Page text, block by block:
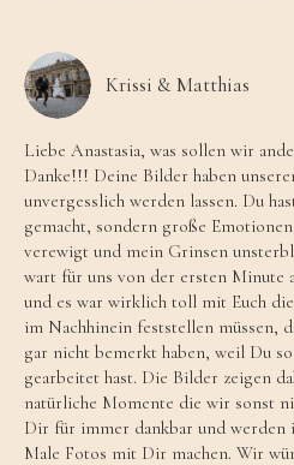
Krissi & Matthias
Liebe Anastasia, was sollen wir
Danke!!! Deine Bilder haben
unvergesslich werden lassen. Du
gemacht, sondern große
verewigt und mein Grinsen
wart für uns von der ersten Minute
und es war wirklich toll mit Euch
im Nachhinein feststellen müssen,
gar nicht bemerkt haben, weil Du
gearbeitet hast. Die Bilder zeigen
natürliche Momente die wir sonst
Dir für immer dankbar und werden
Male Fotos mit Dir machen. Wir